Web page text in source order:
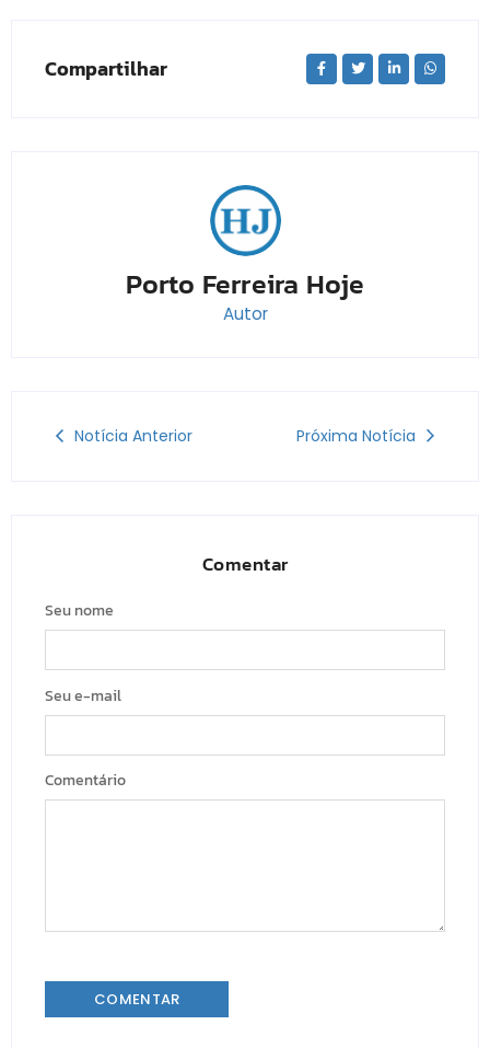
Compartilhar
Porto Ferreira Hoje
Autor
Notícia Anterior Próxima Notícia
Comentar
Seu nome
Seu e-mail
Comentário